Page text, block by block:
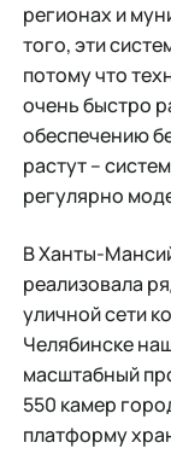
регионах и
того, эти
потому что
очень быстро
обеспечению
растут –
регулярно
В Ханты-
реализовала
уличной сети
Челябинске
масштабный
550 камер
платформу